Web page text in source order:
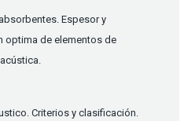
Espesor y
optima de elementos de
Criterios y clasificación.